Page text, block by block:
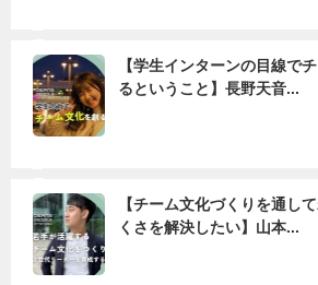
【学生インターンの目線で
るということ】長野天音...
【チーム文化づくりを通し
くさを解決したい】山本...